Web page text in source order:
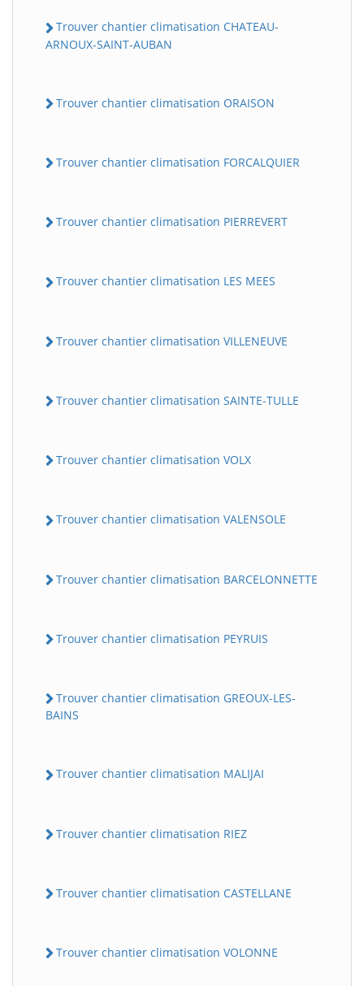
Trouver chantier climatisation CHATEAU-
ARNOUX-SAINT-AUBAN
Trouver chantier climatisation ORAISON
Trouver chantier climatisation FORCALQUIER
Trouver chantier climatisation PIERREVERT
Trouver chantier climatisation LES MEES
Trouver chantier climatisation VILLENEUVE
Trouver chantier climatisation SAINTE-TULLE
Trouver chantier climatisation VOLX
Trouver chantier climatisation VALENSOLE
Trouver chantier climatisation BARCELONNETTE
Trouver chantier climatisation PEYRUIS
Trouver chantier climatisation GREOUX-LES-
BAINS
Trouver chantier climatisation MALIJAI
Trouver chantier climatisation RIEZ
Trouver chantier climatisation CASTELLANE
Trouver chantier climatisation VOLONNE